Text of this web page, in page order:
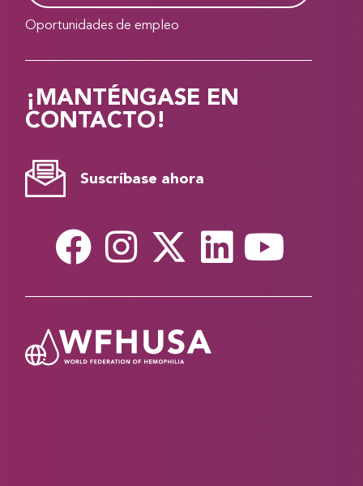
Oportunidades de empleo
¡MANTÉNGASE EN
CONTACTO!
Suscríbase ahora